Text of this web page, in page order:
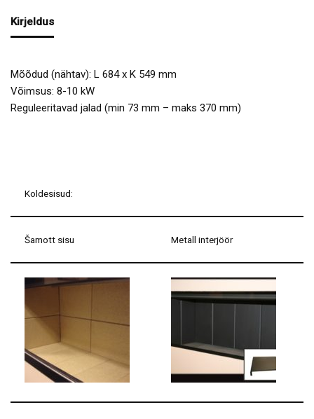
Kirjeldus
Mõõdud (nähtav): L 684 x K 549 mm
Võimsus: 8-10 kW
Reguleeritavad jalad (min 73 mm – maks 370 mm)
Koldesisud:
Šamott sisu Metall interjöör